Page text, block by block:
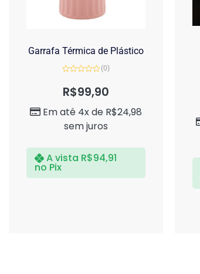
Garrafa Térmica de Plástico
de
(0)
R$99,90
Em até 4x de R$24,98
sem juros
A vista R$94,91
no Pix